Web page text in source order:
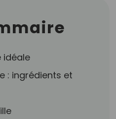
idéale
: ingrédients et